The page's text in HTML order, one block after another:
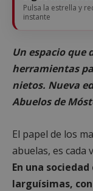
Pulsa la estrella y
instante
Un espacio que
herramientas
nietos. Nueva
Abuelos de
El papel de los
abuelas, es cada
En una
larguísimas,